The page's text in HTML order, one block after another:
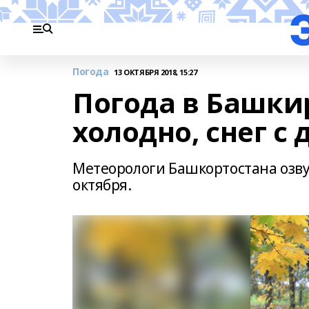
Погода 13 ОКТЯБРЯ 2018, 15:27
Погода в
холодно, снег
Метеорологи Башкортостана
октября.